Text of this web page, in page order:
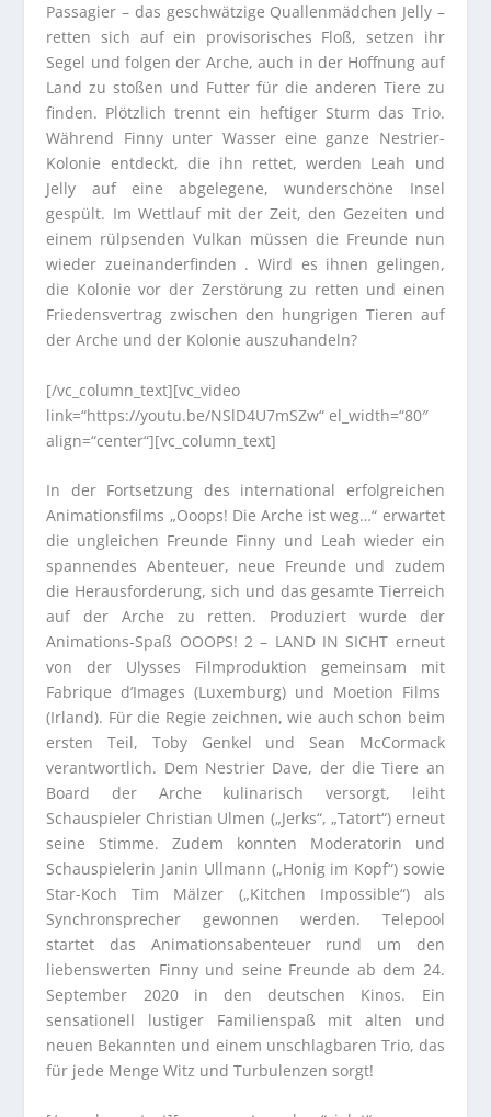
Passagier – das geschwätzige Quallenmädchen Jelly –
retten sich auf ein provisorisches Floß, setzen ihr
Segel und folgen der Arche, auch in der Hoffnung auf
Land zu stoßen und Futter für die anderen Tiere zu
finden. Plötzlich trennt ein heftiger Sturm das Trio.
Während Finny unter Wasser eine ganze Nestrier-
Kolonie entdeckt, die ihn rettet, werden Leah und
Jelly auf eine abgelegene, wunderschöne Insel
gespült. Im Wettlauf mit der Zeit, den Gezeiten und
einem rülpsenden Vulkan müssen die Freunde nun
wieder zueinanderfinden . Wird es ihnen gelingen,
die Kolonie vor der Zerstörung zu retten und einen
Friedensvertrag zwischen den hungrigen Tieren auf
der Arche und der Kolonie auszuhandeln?
[/vc_column_text][vc_video
link=“https://youtu.be/NSlD4U7mSZw“ el_width=“80″
align=“center“][vc_column_text]
In der Fortsetzung des international erfolgreichen
Animationsfilms „Ooops! Die Arche ist weg…“ erwartet
die ungleichen Freunde Finny und Leah wieder ein
spannendes Abenteuer, neue Freunde und zudem
die Herausforderung, sich und das gesamte Tierreich
auf der Arche zu retten. Produziert wurde der
Animations-Spaß OOOPS! 2 – LAND IN SICHT erneut
von der Ulysses Filmproduktion gemeinsam mit
Fabrique d’Images (Luxemburg) und Moetion Films
(Irland). Für die Regie zeichnen, wie auch schon beim
ersten Teil, Toby Genkel und Sean McCormack
verantwortlich. Dem Nestrier Dave, der die Tiere an
Board der Arche kulinarisch versorgt, leiht
Schauspieler Christian Ulmen („Jerks“, „Tatort“) erneut
seine Stimme. Zudem konnten Moderatorin und
Schauspielerin Janin Ullmann („Honig im Kopf“) sowie
Star-Koch Tim Mälzer („Kitchen Impossible“) als
Synchronsprecher gewonnen werden. Telepool
startet das Animationsabenteuer rund um den
liebenswerten Finny und seine Freunde ab dem 24.
September 2020 in den deutschen Kinos. Ein
sensationell lustiger Familienspaß mit alten und
neuen Bekannten und einem unschlagbaren Trio, das
für jede Menge Witz und Turbulenzen sorgt!